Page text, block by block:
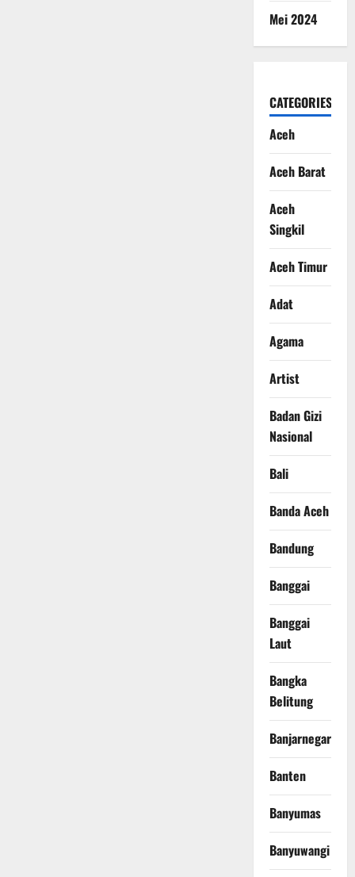
Mei 2024
CATEGORIES
Aceh
Aceh Barat
Aceh
Singkil
Aceh Timur
Adat
Agama
Artist
Badan Gizi
Nasional
Bali
Banda Aceh
Bandung
Banggai
Banggai
Laut
Bangka
Belitung
Banjarnegara
Banten
Banyumas
Banyuwangi